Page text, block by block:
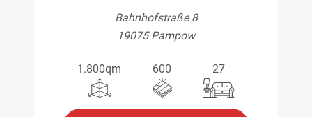
Bahnhofstraße 8
19075 Pampow
1.800qm 600 27